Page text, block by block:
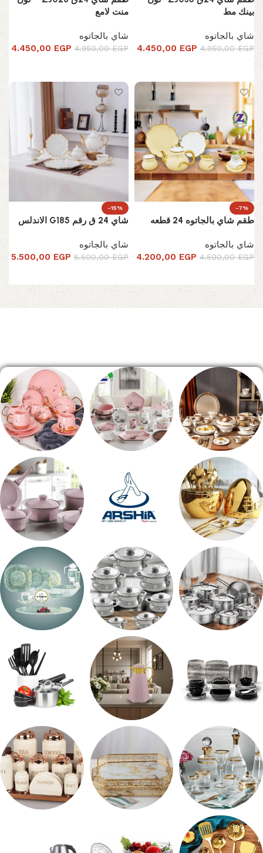
بينك مط
شاي بالجاتوه
4.950,00EGP
4.450,00 EGP
منت لامع
شاي بالجاتوه
4.950,00EGP
4.450,00 EGP
-7%
طقم شاي بالجاتوه 24 قطعه
شاي بالجاتوه
4.500,00EGP
4.200,00 EGP
-15%
شاي 24 ق رقم G185 الاندلس
شاي بالجاتوه
6.500,00EGP
5.500,00 EGP
طقم سفره شاي بالجاتوه
ARSHiA حلل جرانيت
حلل المونيا
طقم ميلامين ترمس شاي رفايع المطبخ
شربات وكاسات